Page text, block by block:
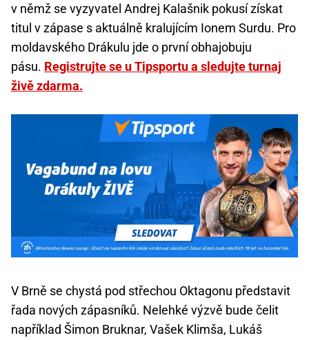
v němž se vyzyvatel Andrej Kalašnik pokusí získat
titul v zápase s aktuálně kralujícím Ionem Surdu. Pro
moldavského Drákulu jde o první obhajobuju
pásu. Registrujte se u Tipsportu a sledujte turnaj
živě zdarma.
V Brně se chystá pod střechou Oktagonu představit
řada nových zápasníků. Nelehké výzvě bude čelit
například Šimon Bruknar, Vašek Klimša, Lukáš